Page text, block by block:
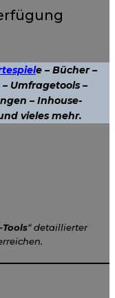
e – Bücher –
Umfragetools –
– Inhouse-
vieles mehr.
Tools“ detaillierter